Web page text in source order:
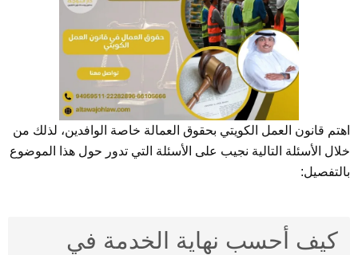
اهتم قانون العمل الكويتي بحقوق العمالة خاصة الوافدين، لذلك من
خلال الأسئلة التالية نجيب على الأسئلة التي تدور حول هذا الموضوع
بالتفصيل:
كيف أحسب نهاية الخدمة في